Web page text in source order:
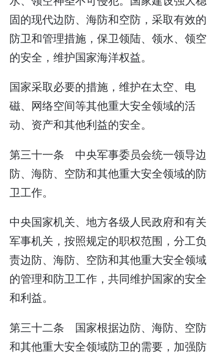
固的现代边防、海防和空防，采取有效的
防卫和管理措施，保卫领陆、领水、领空
的安全，维护国家海洋权益。
国家采取必要的措施，维护在太空、电
磁、网络空间等其他重大安全领域的活
动、资产和其他利益的安全。
第三十一条 中央军事委员会统一领导边
防、海防、空防和其他重大安全领域的防
卫工作。
中央国家机关、地方各级人民政府和有关
军事机关，按照规定的职权范围，分工负
责边防、海防、空防和其他重大安全领域
的管理和防卫工作，共同维护国家的安全
和利益。
第三十二条 国家根据边防、海防、空防
和其他重大安全领域防卫的需要，加强防